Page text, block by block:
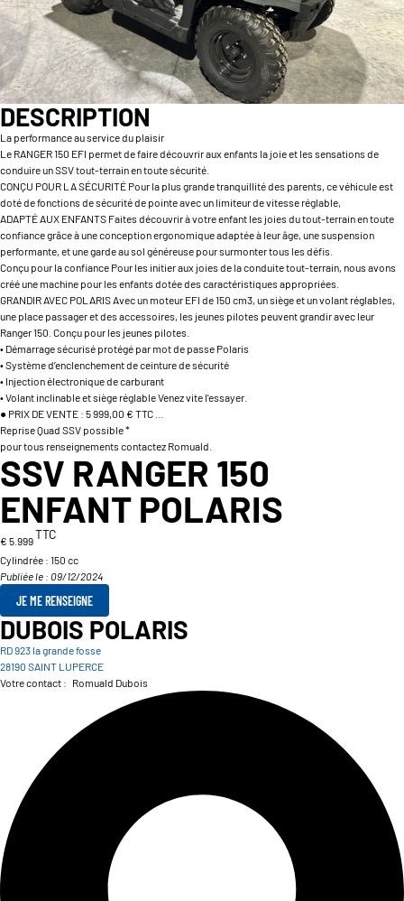
DESCRIPTION
La performance au service du plaisir
Le RANGER 150 EFI permet de faire découvrir aux enfants la joie et les sensations de
conduire un SSV tout-terrain en toute sécurité.
CONÇU POUR LA SÉCURITÉ Pour la plus grande tranquillité des parents, ce véhicule est
doté de fonctions de sécurité de pointe avec un limiteur de vitesse réglable,
ADAPTÉ AUX ENFANTS Faites découvrir à votre enfant les joies du tout-terrain en toute
confiance grâce à une conception ergonomique adaptée à leur âge, une suspension
performante, et une garde au sol généreuse pour surmonter tous les défis.
Conçu pour la confiance Pour les initier aux joies de la conduite tout-terrain, nous avons
créé une machine pour les enfants dotée des caractéristiques appropriées.
GRANDIR AVEC POLARIS Avec un moteur EFI de 150 cm3, un siège et un volant réglables,
une place passager et des accessoires, les jeunes pilotes peuvent grandir avec leur
Ranger 150. Conçu pour les jeunes pilotes.
• Démarrage sécurisé protégé par mot de passe Polaris
• Système d’enclenchement de ceinture de sécurité
• Injection électronique de carburant
• Volant inclinable et siège réglable Venez vite l'essayer.
● PRIX DE VENTE : 5 999,00 € TTC …
Reprise Quad SSV possible *
pour tous renseignements contactez Romuald.
SSV RANGER 150
ENFANT POLARIS
€ 5.999TTC
Cylindrée : 150 cc
Publiée le : 09/12/2024
JE ME RENSEIGNE
DUBOIS POLARIS
RD 923 la grande fosse
28190 SAINT LUPERCE
Votre contact : Romuald Dubois